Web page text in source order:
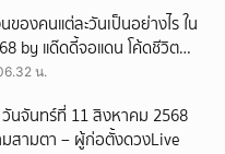
ของคนแต่ละวันเป็นอย่างไร ใน
by แด๊ดดี้จอแดน โค้ดชีวิต
น.
วันจันทร์ที่ 11 สิงหาคม 2568
สามตา – ผู้ก่อตั้งดวงLive